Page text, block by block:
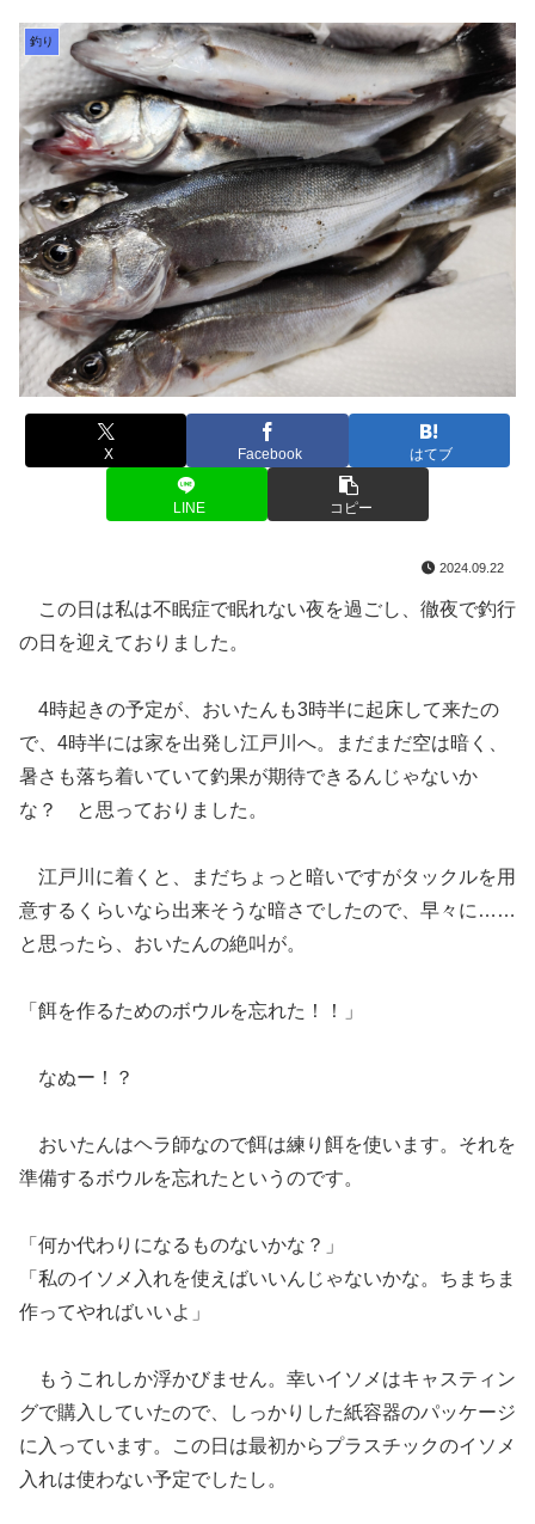
釣り
X Facebook はてブ
LINE コピー
2024.09.22
この日は私は不眠症で眠れない夜を過ごし、徹夜で釣行
の日を迎えておりました。
4時起きの予定が、おいたんも3時半に起床して来たの
で、4時半には家を出発し江戸川へ。まだまだ空は暗く、
暑さも落ち着いていて釣果が期待できるんじゃないか
な？ と思っておりました。
江戸川に着くと、まだちょっと暗いですがタックルを用
意するくらいなら出来そうな暗さでしたので、早々に……
と思ったら、おいたんの絶叫が。
「餌を作るためのボウルを忘れた！！」
なぬー！？
おいたんはヘラ師なので餌は練り餌を使います。それを
準備するボウルを忘れたというのです。
「何か代わりになるものないかな？」
「私のイソメ入れを使えばいいんじゃないかな。ちまちま
作ってやればいいよ」
もうこれしか浮かびません。幸いイソメはキャスティン
グで購入していたので、しっかりした紙容器のパッケージ
に入っています。この日は最初からプラスチックのイソメ
入れは使わない予定でしたし。